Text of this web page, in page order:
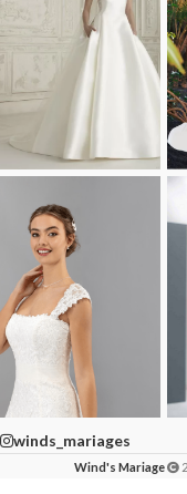
winds_mariages
Wind's Mariage